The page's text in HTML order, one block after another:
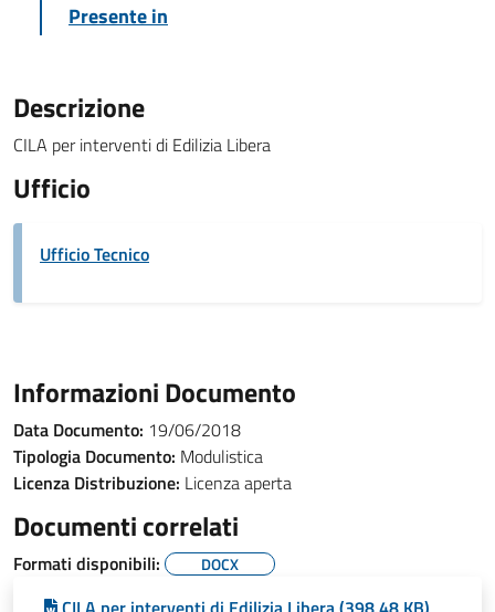
Presente in
Descrizione
CILA per interventi di Edilizia Libera
Ufficio
Ufficio Tecnico
Informazioni Documento
Data Documento: 19/06/2018
Tipologia Documento: Modulistica
Licenza Distribuzione: Licenza aperta
Documenti correlati
Formati disponibili: DOCX